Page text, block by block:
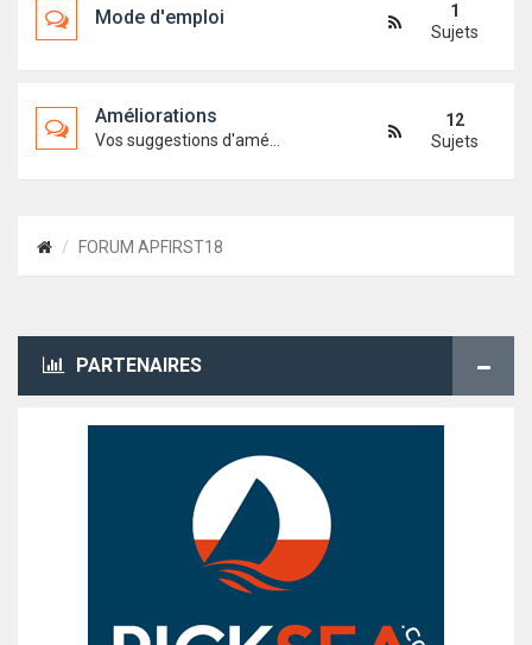
Mode d'emploi
1
Sujets
Améliorations
12
Sujets
FORUM APFIRST18
PARTENAIRES